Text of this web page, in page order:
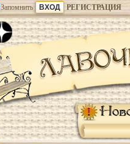
Запомнить РЕГИСТРАЦИЯ